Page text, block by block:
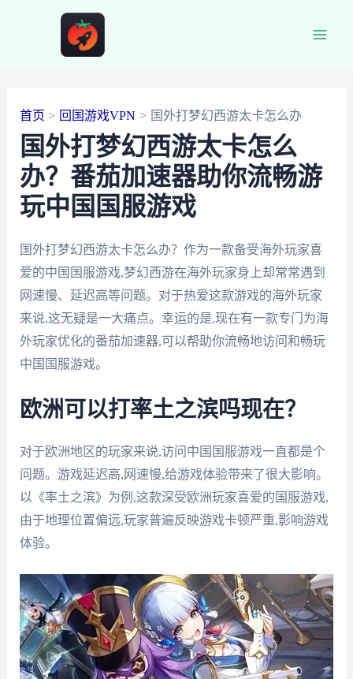
首页 回国游戏VPN 国外打梦幻西游太卡怎么办
国外打梦幻西游太卡怎么
办？番茄加速器助你流畅游
玩中国国服游戏
国外打梦幻西游太卡怎么办？作为一款备受海外玩家喜
爱的中国国服游戏,梦幻西游在海外玩家身上却常常遇到
网速慢、延迟高等问题。对于热爱这款游戏的海外玩家
来说,这无疑是一大痛点。幸运的是,现在有一款专门为海
外玩家优化的番茄加速器,可以帮助你流畅地访问和畅玩
中国国服游戏。
欧洲可以打率土之滨吗现在？
对于欧洲地区的玩家来说,访问中国国服游戏一直都是个
问题。游戏延迟高,网速慢,给游戏体验带来了很大影响。
以《率土之滨》为例,这款深受欧洲玩家喜爱的国服游戏,
由于地理位置偏远,玩家普遍反映游戏卡顿严重,影响游戏
体验。